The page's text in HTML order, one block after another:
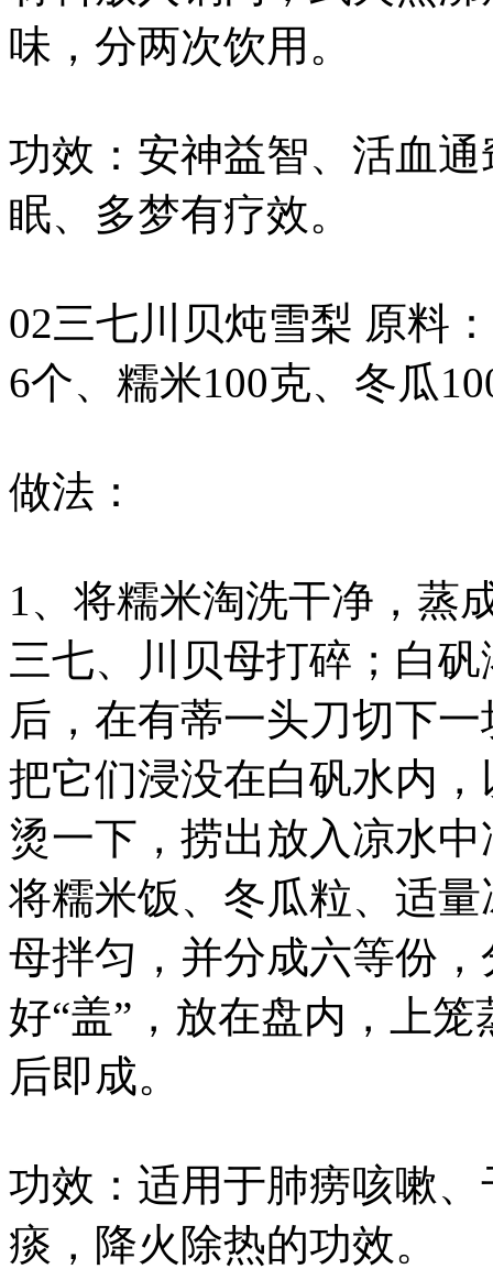
味，分两次饮用。
功效：安神益智、活血
眠、多梦有疗效。
02三七川贝炖雪梨 原料
6个、糯米100克、冬瓜
做法：
1、将糯米淘洗干净，蒸
三七、川贝母打碎；白
后，在有蒂一头刀切下
把它们浸没在白矾水内
烫一下，捞出放入凉水
将糯米饭、冬瓜粒、适
母拌匀，并分成六等份
好“盖”，放在盘内，上
后即成。
功效：适用于肺痨咳嗽
痰，降火除热的功效。